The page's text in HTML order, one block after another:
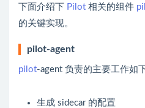
下面介绍下 Pilot 相关的组件
的关键实现。
pilot-agent
pilot-agent 负责的主要工作如
生成 sidecar的配置